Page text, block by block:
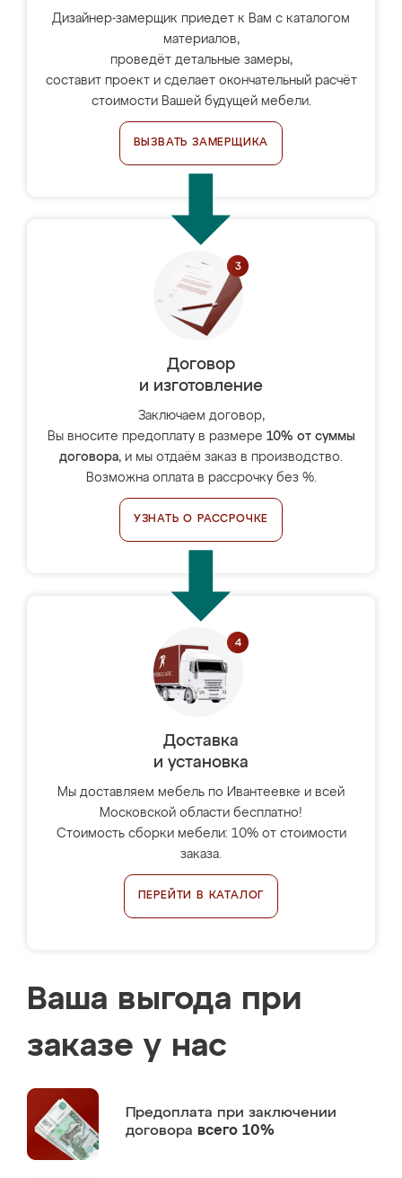
Дизайнер-замерщик приедет к Вам с каталогом
материалов,
проведёт детальные замеры,
составит проект и сделает окончательный расчёт
стоимости Вашей будущей мебели.
ВЫЗВАТЬ ЗАМЕРЩИКА
Договор
и изготовление
Заключаем договор,
Вы вносите предоплату в размере 10% от суммы
договора, и мы отдаём заказ в производство.
Возможна оплата в рассрочку без %.
УЗНАТЬ О РАССРОЧКЕ
Доставка
и установка
Мы доставляем мебель по Ивантеевке и всей
Московской области бесплатно!
Стоимость сборки мебели: 10% от стоимости
заказа.
ПЕРЕЙТИ В КАТАЛОГ
Ваша выгода при
заказе у нас
Предоплата при заключении
договора всего 10%